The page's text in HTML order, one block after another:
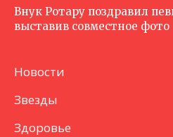
Внук Ротару поздравил
выставив совместное фото
Новости
Звезды
Здоровье